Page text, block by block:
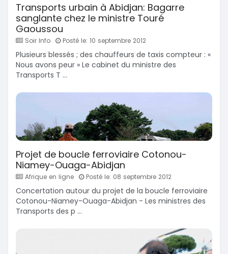
Transports urbain à Abidjan: Bagarre
sanglante chez le ministre Touré
Gaoussou
Soir Info Posté le: 10 septembre 2012
Plusieurs blessés ; des chauffeurs de taxis compteur : «
Nous avons peur » Le cabinet du ministre des
Transports T ...
Projet de boucle ferroviaire Cotonou-
Niamey-Ouaga-Abidjan
Afrique en ligne Posté le: 08 septembre 2012
Concertation autour du projet de la boucle ferroviaire
Cotonou-Niamey-Ouaga-Abidjan - Les ministres des
Transports des p ...